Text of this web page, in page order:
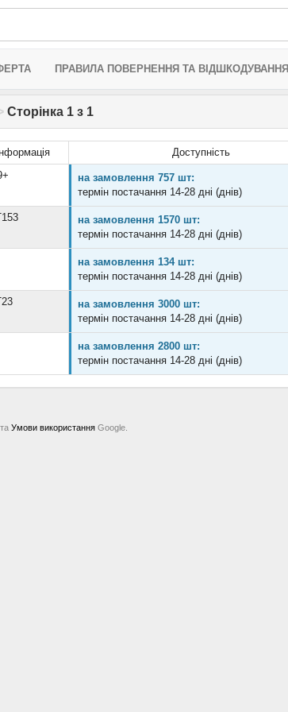
ПРАВИЛА ПОВЕРНЕННЯ ТА ВІДШКОДУВАННЯ
Сторінка 1 з 1
Інформація Доступність
на замовлення 757 шт:
термін постачання 14-28 дні (днів)
на замовлення 1570 шт:
термін постачання 14-28 дні (днів)
на замовлення 134 шт:
термін постачання 14-28 дні (днів)
на замовлення 3000 шт:
термін постачання 14-28 дні (днів)
на замовлення 2800 шт:
термін постачання 14-28 дні (днів)
та Умови використання Google.